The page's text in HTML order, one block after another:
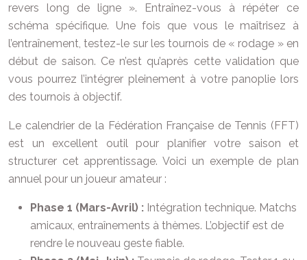
revers long de ligne ». Entraînez-vous à répéter ce
schéma spécifique. Une fois que vous le maîtrisez à
l’entraînement, testez-le sur les tournois de « rodage » en
début de saison. Ce n’est qu’après cette validation que
vous pourrez l’intégrer pleinement à votre panoplie lors
des tournois à objectif.
Le calendrier de la Fédération Française de Tennis (FFT)
est un excellent outil pour planifier votre saison et
structurer cet apprentissage. Voici un exemple de plan
annuel pour un joueur amateur :
Phase 1 (Mars-Avril) : Intégration technique. Matchs
amicaux, entraînements à thèmes. L’objectif est de
rendre le nouveau geste fiable.